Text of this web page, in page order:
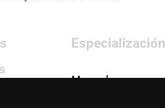
Especialización
Mercados